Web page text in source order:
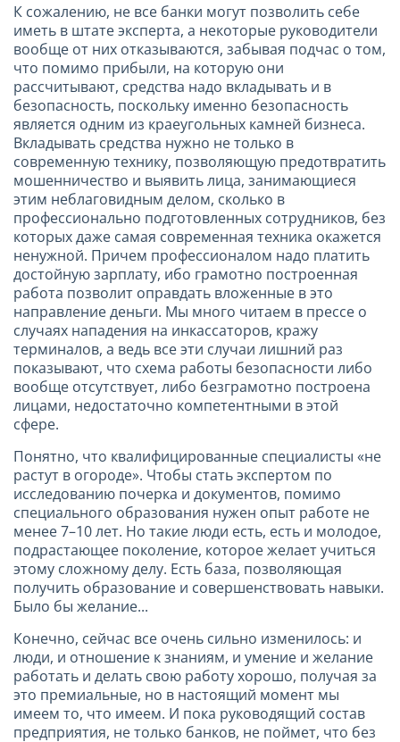
К сожалению, не все банки могут позволить себе
иметь в штате эксперта, а некоторые руководители
вообще от них отказываются, забывая подчас о том,
что помимо прибыли, на которую они
рассчитывают, средства надо вкладывать и в
безопасность, поскольку именно безопасность
является одним из краеугольных камней бизнеса.
Вкладывать средства нужно не только в
современную технику, позволяющую предотвратить
мошенничество и выявить лица, занимающиеся
этим неблаговидным делом, сколько в
профессионально подготовленных сотрудников, без
которых даже самая современная техника окажется
ненужной. Причем профессионалом надо платить
достойную зарплату, ибо грамотно построенная
работа позволит оправдать вложенные в это
направление деньги. Мы много читаем в прессе о
случаях нападения на инкассаторов, кражу
терминалов, а ведь все эти случаи лишний раз
показывают, что схема работы безопасности либо
вообще отсутствует, либо безграмотно построена
лицами, недостаточно компетентными в этой
сфере.
Понятно, что квалифицированные специалисты «не
растут в огороде». Чтобы стать экспертом по
исследованию почерка и документов, помимо
специального образования нужен опыт работе не
менее 7–10 лет. Но такие люди есть, есть и молодое,
подрастающее поколение, которое желает учиться
этому сложному делу. Есть база, позволяющая
получить образование и совершенствовать навыки.
Было бы желание...
Конечно, сейчас все очень сильно изменилось: и
люди, и отношение к знаниям, и умение и желание
работать и делать свою работу хорошо, получая за
это премиальные, но в настоящий момент мы
имеем то, что имеем. И пока руководящий состав
предприятия, не только банков, не поймет, что без